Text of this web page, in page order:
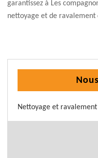
garantissez à Les
nettoyage et de ravalement
Nettoyage et